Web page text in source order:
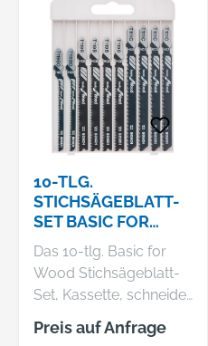
10-TLG.
STICHSÄGEBLATT-
SET BASIC FOR
WOOD
Das 10-tlg. Basic for
Wood Stichsägeblatt-
Set, Kassette, schneidet
Blätter für gerade und
Preis auf Anfrage